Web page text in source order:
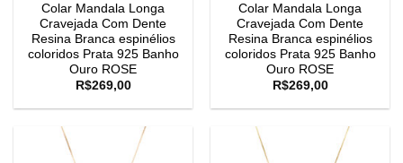
Colar Mandala Longa
Cravejada Com Dente
Resina Branca espinélios
coloridos Prata 925 Banho
Ouro ROSE
R$269,00
Colar Mandala Longa
Cravejada Com Dente
Resina Branca espinélios
coloridos Prata 925 Banho
Ouro ROSE
R$269,00